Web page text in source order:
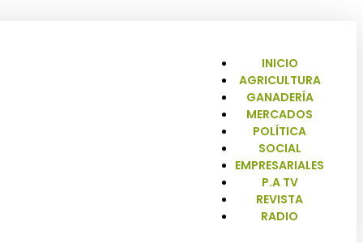
INICIO
AGRICULTURA
GANADERÍA
MERCADOS
POLÍTICA
SOCIAL
EMPRESARIALES
P.A TV
REVISTA
RADIO